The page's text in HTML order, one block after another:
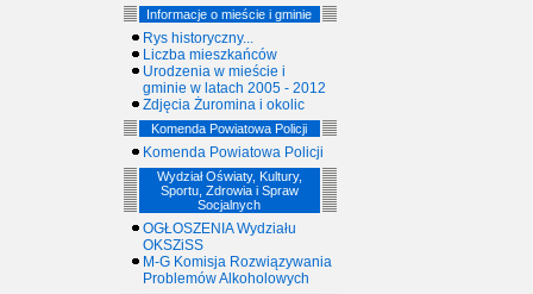
Informacje o mieście i gminie
Rys historyczny...
Liczba mieszkańców
Urodzenia w mieście i
gminie w latach 2005 - 2012
Zdjęcia Żuromina i okolic
Komenda Powiatowa Policji
Komenda Powiatowa Policji
Wydział Oświaty, Kultury,
Sportu, Zdrowia i Spraw
Socjalnych
OGŁOSZENIA Wydziału
OKSZiSS
M-G Komisja Rozwiązywania
Problemów Alkoholowych